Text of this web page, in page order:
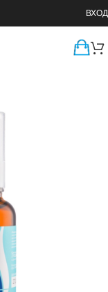
ВХОД